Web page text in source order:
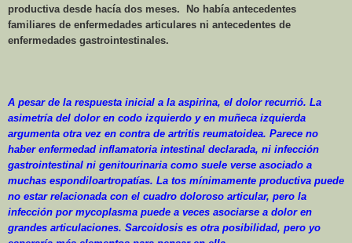
productiva desde hacía dos meses.
No había antecedentes
familiares de enfermedades articulares ni antecedentes de
enfermedades gastrointestinales.
A pesar de la respuesta inicial a la aspirina, el dolor recurrió. La
asimetría del dolor en codo izquierdo y en muñeca izquierda
argumenta otra vez en contra de artritis reumatoidea. Parece no
haber enfermedad inflamatoria intestinal declarada, ni infección
gastrointestinal ni genitourinaria como suele verse asociado a
muchas espondiloartropatías. La tos mínimamente productiva puede
no estar relacionada con el cuadro doloroso articular, pero la
infección por mycoplasma puede a veces asociarse a dolor en
grandes articulaciones. Sarcoidosis es otra posibilidad, pero yo